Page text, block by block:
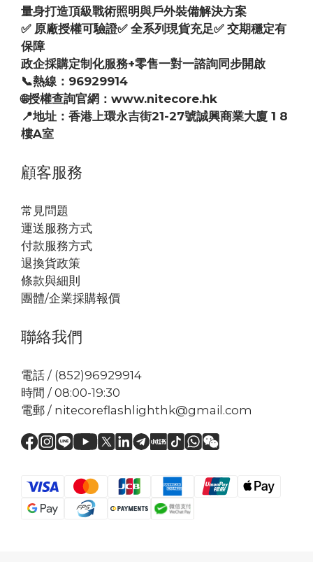
量身打造頂級戰術照明與戶外裝備解決方案
✅ 原廠授權可驗證✅ 全系列現貨充足✅ 交期穩定有
保障
政企採購定制化服務+零售一對一諮詢同步開啟
📞熱線：96929914
🌐授權查詢官網：www.nitecore.hk
📍地址：香港上環永吉街21-27號誠興商業大廈 1 8
樓A室
顧客服務
常見問題
運送服務方式
付款服務方式
退換貨政策
條款與細則
團體/企業採購報價
聯絡我們
電話 / (852)96929914
時間 / 08:00-19:30
電郵 / nitecoreflashlighthk@gmail.com